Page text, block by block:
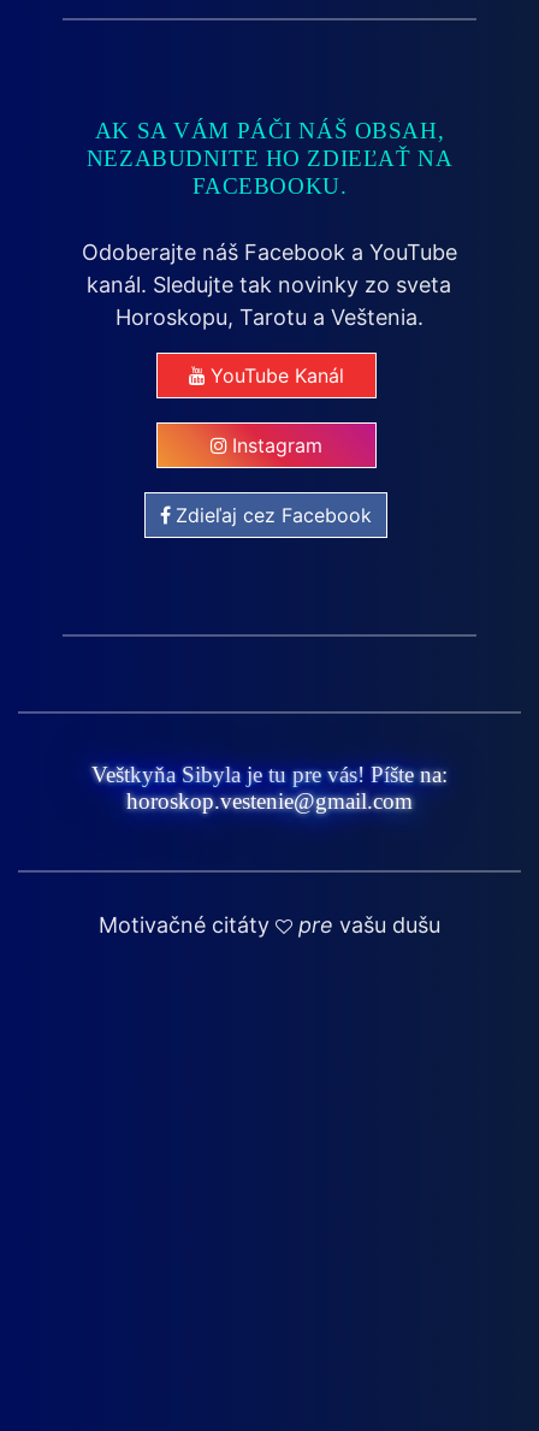
AK SA VÁM PÁČI NÁŠ OBSAH,
NEZABUDNITE HO ZDIEĽAŤ NA
FACEBOOKU.
Odoberajte náš Facebook a YouTube
kanál. Sledujte tak novinky zo sveta
Horoskopu, Tarotu a Veštenia.
YouTube Kanál
Instagram
Zdieľaj cez Facebook
Veštkyňa Sibyla je tu pre vás! Píšte na:
horoskop.vestenie@gmail.com
Motivačné citáty pre vašu dušu